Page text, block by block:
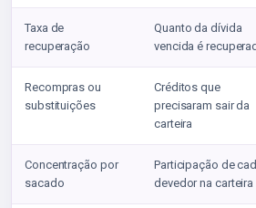
Taxa de
recuperação
Quanto da dívida
vencida é
Recompras ou
substituições
Créditos que
precisaram sair da
carteira
Concentração por
sacado
Participação de
devedor na carteira